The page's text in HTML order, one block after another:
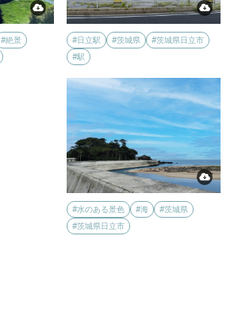
#絶景
#日立駅 #茨城県
#茨城県日立市
#駅
#水のある景色 #海
#茨城県
#茨城県日立市